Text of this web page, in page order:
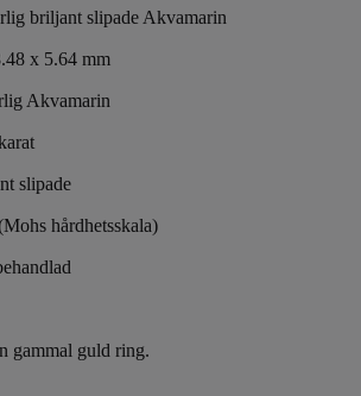
briljant slipade Akvamarin
x 5.64 mm
Akvamarin
slipade
hårdhetsskala)
gammal guld ring.